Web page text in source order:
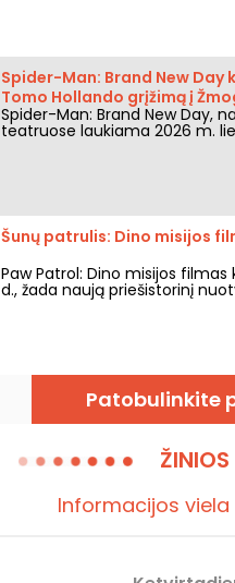
Spider-Man: Brand New
Tomo Hollando grįžimą į
Spider-Man: Brand New Day,
teatruose laukiama 2026 m.
Šunų patrulis: Dino misijos
Paw Patrol: Dino misijos
d., žada naują priešistorinį
Patobulinkite
ŽINIOS
Informacijos viela